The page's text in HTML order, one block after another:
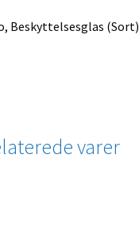
Beskyttelsesglas (Sort)
varer